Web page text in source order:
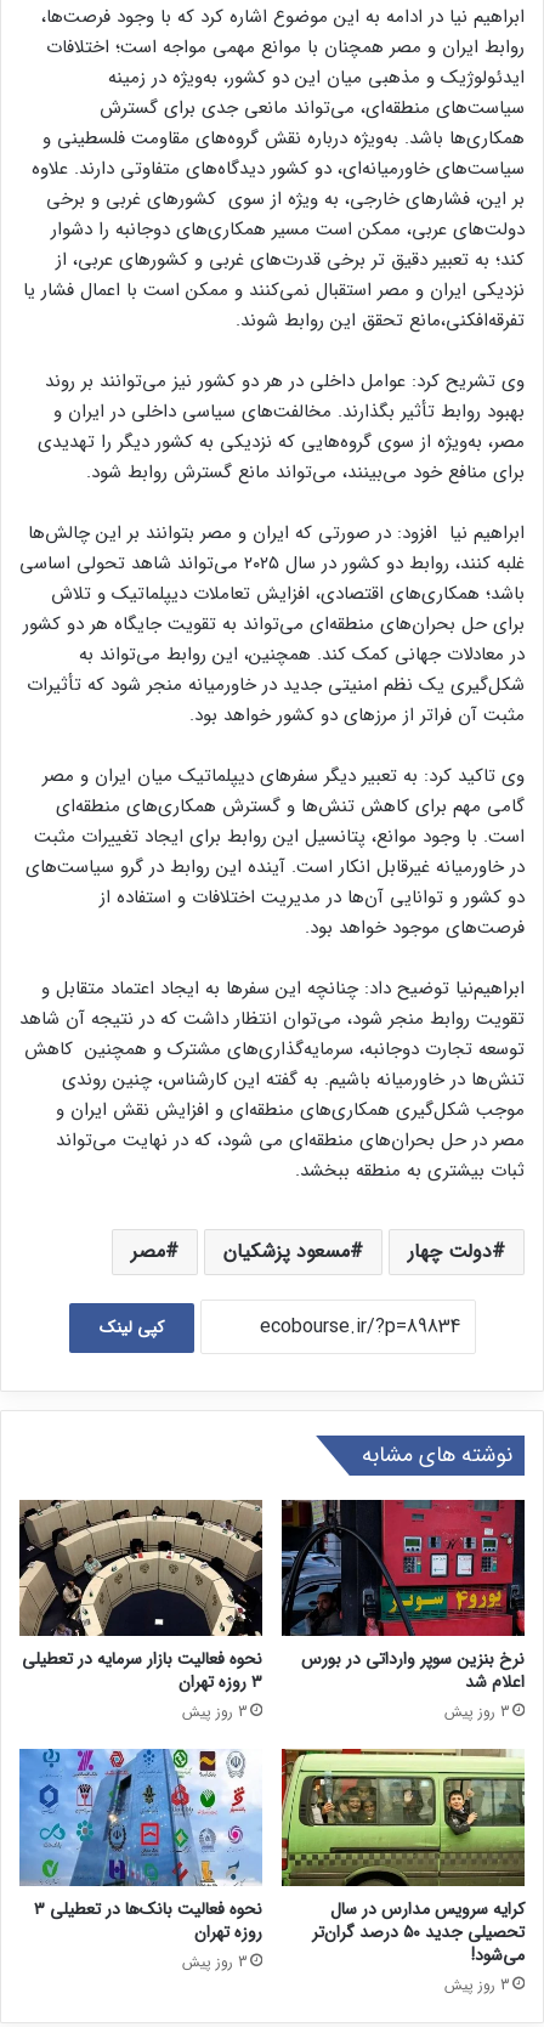
ابراهیم نیا در ادامه به این موضوع اشاره کرد که با وجود فرصت‌ها،
روابط ایران و مصر همچنان با موانع مهمی مواجه است؛ اختلافات
ایدئولوژیک و مذهبی میان این دو کشور، به‌ویژه در زمینه
سیاست‌های منطقه‌ای، می‌تواند مانعی جدی برای گسترش
همکاری‌ها باشد. به‌ویژه درباره نقش گروه‌های مقاومت فلسطینی و
سیاست‌های خاورمیانه‌ای، دو کشور دیدگاه‌های متفاوتی دارند. علاوه
بر این، فشارهای خارجی، به ویژه از سوی کشورهای غربی و برخی
دولت‌های عربی، ممکن است مسیر همکاری‌های دوجانبه را دشوار
کند؛ به تعبیر دقیق تر برخی قدرت‌های غربی و کشورهای عربی، از
نزدیکی ایران و مصر استقبال نمی‌کنند و ممکن است با اعمال فشار یا
تفرقه‌افکنی،مانع تحقق این روابط شوند.
وى تشریح کرد: عوامل داخلی در هر دو کشور نیز می‌توانند بر روند
بهبود روابط تأثیر بگذارند. مخالفت‌های سیاسی داخلی در ایران و
مصر، به‌ویژه از سوی گروه‌هایی که نزدیکی به کشور دیگر را تهدیدی
برای منافع خود می‌بینند، می‌تواند مانع گسترش روابط شود.
ابراهیم نیا افزود: در صورتی که ایران و مصر بتوانند بر این چالش‌ها
غلبه کنند، روابط دو کشور در سال ۲۰۲۵ می‌تواند شاهد تحولی اساسی
باشد؛ همکاری‌های اقتصادی، افزایش تعاملات دیپلماتیک و تلاش
برای حل بحران‌های منطقه‌ای می‌تواند به تقویت جایگاه هر دو کشور
در معادلات جهانی کمک کند. همچنین، این روابط می‌تواند به
شکل‌گیری یک نظم امنیتی جدید در خاورمیانه منجر شود که تأثیرات
مثبت آن فراتر از مرزهای دو کشور خواهد بود.
وی تاکید کرد: به تعبیر دیگر سفرهای دیپلماتیک میان ایران و مصر
گامی مهم برای کاهش تنش‌ها و گسترش همکاری‌های منطقه‌ای
است. با وجود موانع، پتانسیل این روابط برای ایجاد تغییرات مثبت
در خاورمیانه غیرقابل انکار است. آینده این روابط در گرو سیاست‌های
دو کشور و توانایی آن‌ها در مدیریت اختلافات و استفاده از
فرصت‌های موجود خواهد بود.
ابراهیم‌نیا توضیح داد: چنانچه این سفرها به ایجاد اعتماد متقابل و
تقویت روابط منجر شود، می‌توان انتظار داشت که در نتیجه آن شاهد
توسعه تجارت دوجانبه، سرمایه‌گذاری‌های مشترک و همچنین کاهش
تنش‌ها در خاورمیانه باشیم. به گفته این کارشناس، چنین روندى
موجب شکل‌گیری همکاری‌های منطقه‌ای و افزایش نقش ایران و
مصر در حل بحران‌های منطقه‌ای مى شود، که در نهایت می‌تواند
ثبات بیشتری به منطقه ببخشد.
دولت چهار مسعود پزشکیان مصر
کپی لینک
نوشته های مشابه
نرخ بنزین سوپر وارداتی در بورس
اعلام شد
3 روز پیش
نحوه فعالیت بازار سرمایه در تعطیلی
۳ روزه تهران
3 روز پیش
کرایه سرویس مدارس در سال
تحصیلی جدید ۵۰ درصد گران‌تر
می‌شود!
3 روز پیش
نحوه فعالیت بانک‌ها در تعطیلی ۳
روزه تهران
3 روز پیش